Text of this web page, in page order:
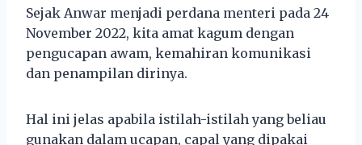
Sejak Anwar menjadi perdana menteri pada 24
November 2022, kita amat kagum dengan
pengucapan awam, kemahiran komunikasi
dan penampilan dirinya.
Hal ini jelas apabila istilah-istilah yang beliau
gunakan dalam ucapan, capal yang dipakai